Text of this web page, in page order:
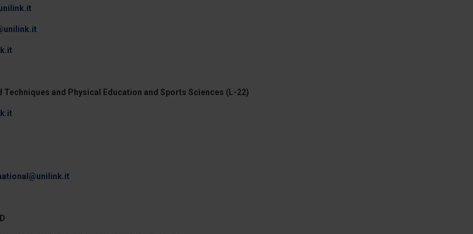
and Physical Education and Sports Sciences (L-22)